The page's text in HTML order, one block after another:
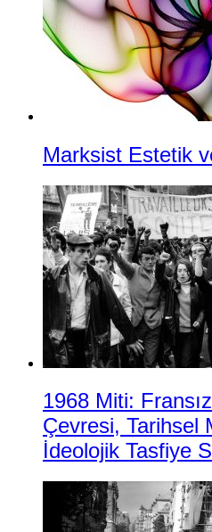
Marksist Estetik
1968 Miti:
Çevresi, Tarihsel
İdeolojik Tasfiye